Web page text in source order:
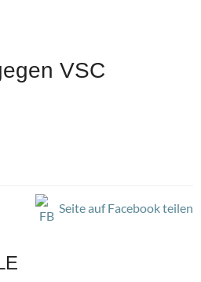
VSC
Seite auf Facebook teilen